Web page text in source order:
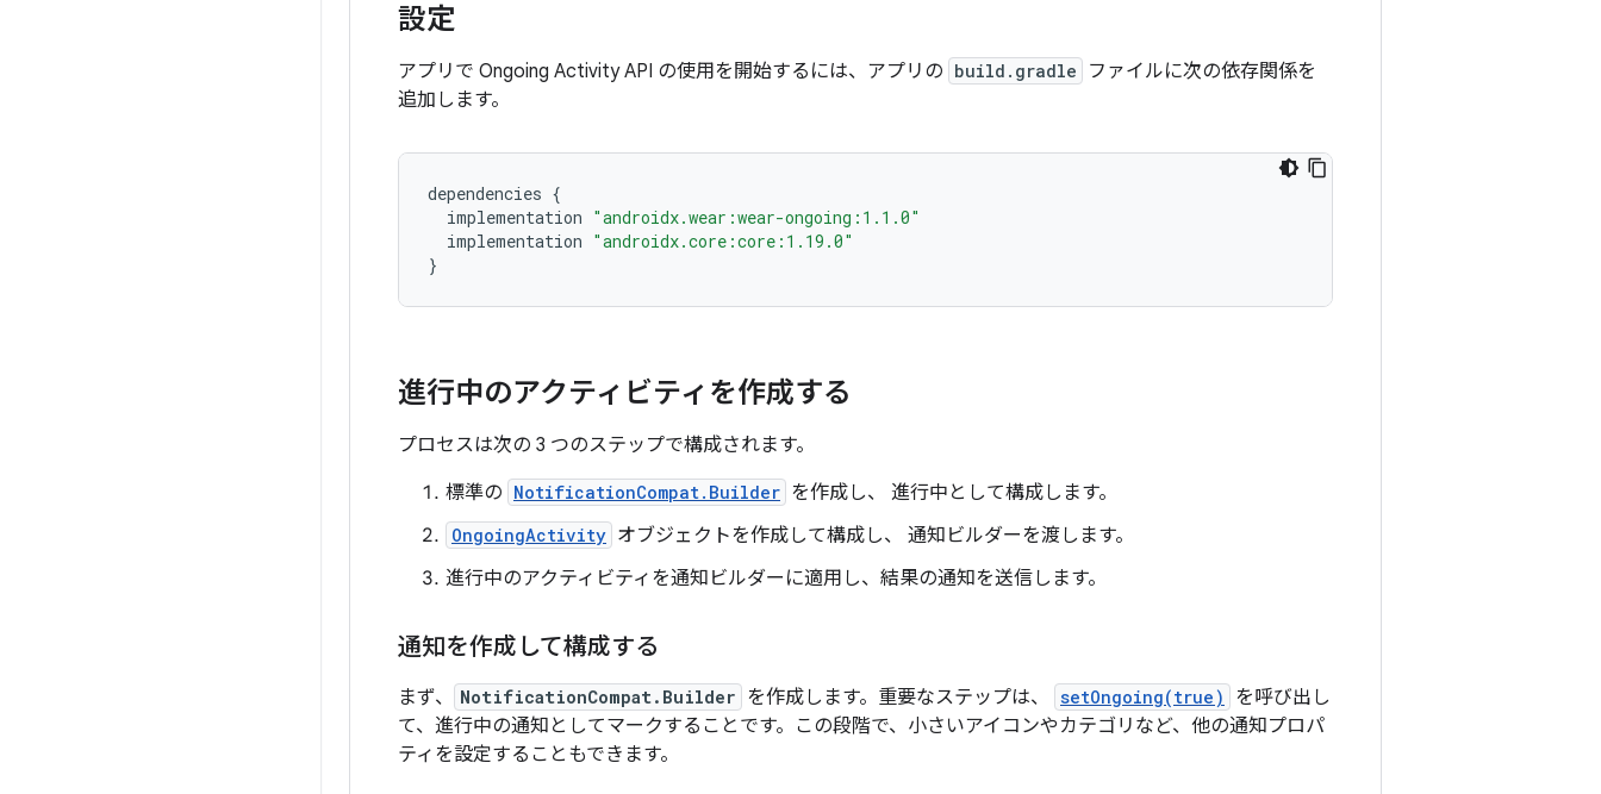
設定
アプリで Ongoing Activity API の使用を開始するには、アプリの build.gradle
ファイルに次の依存関係を
追加します。
dependencies {
implementation "androidx.wear:wear-ongoing:1.1.0"
implementation "androidx.core:core:1.19.0"
}
進行中のアクティビティを作成する
プロセスは次の 3 つのステップで構成されます。
標準の NotificationCompat.Builder を作成し、 進行中として構成します。
OngoingActivity オブジェクトを作成して構成し、 通知ビルダーを渡します。
進行中のアクティビティを通知ビルダーに適用し、結果の通知を送信します。
通知を作成して構成する
まず、 NotificationCompat.Builder を作成します。重要なステップは、 setOngoing(true)
を呼び出し
て、進行中の通知としてマークすることです。この段階で、小さいアイコンやカテゴリなど、他の通知プロパ
ティを設定することもできます。